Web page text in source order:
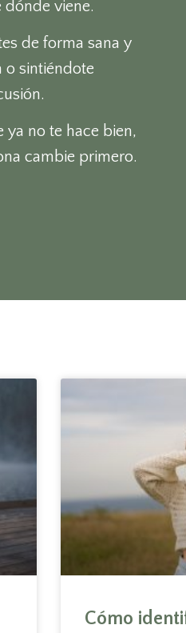
dónde viene.
de forma sana y
o sintiéndote
ya no te hace bien,
cambie primero.
Cómo